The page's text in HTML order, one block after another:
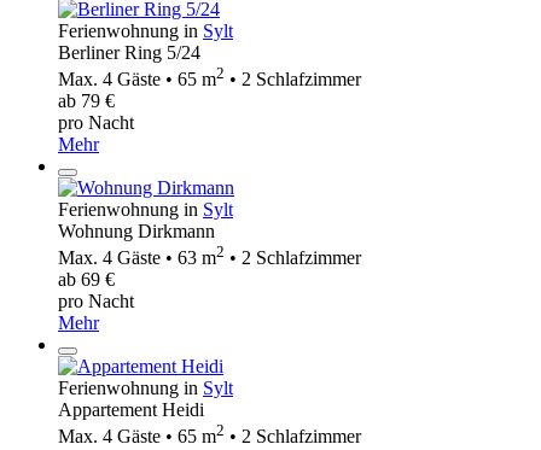
Ferienwohnung in Sylt
Berliner Ring 5/24
Max. 4 Gäste • 65 m2 • 2 Schlafzimmer
ab 79 €
pro Nacht
Mehr
Ferienwohnung in Sylt
Wohnung Dirkmann
Max. 4 Gäste • 63 m2 • 2 Schlafzimmer
ab 69 €
pro Nacht
Mehr
Ferienwohnung in Sylt
Appartement Heidi
Max. 4 Gäste • 65 m2 • 2 Schlafzimmer